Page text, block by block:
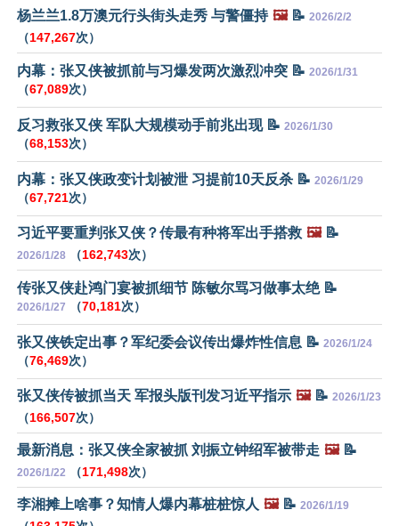
杨兰兰1.8万澳元行头街头走秀 与警僵持 🖼️📝 2026/2/2
（147,267次）
内幕：张又侠被抓前与习爆发两次激烈冲突 📝 2026/1/31
（67,089次）
反习救张又侠 军队大规模动手前兆出现 📝 2026/1/30
（68,153次）
内幕：张又侠政变计划被泄 习提前10天反杀 📝 2026/1/29
（67,721次）
习近平要重判张又侠？传最有种将军出手搭救 🖼️📝
2026/1/28 （162,743次）
传张又侠赴鸿门宴被抓细节 陈敏尔骂习做事太绝 📝
2026/1/27 （70,181次）
张又侠铁定出事？军纪委会议传出爆炸性信息 📝 2026/1/24
（76,469次）
张又侠传被抓当天 军报头版刊发习近平指示 🖼️📝 2026/1/23
（166,507次）
最新消息：张又侠全家被抓 刘振立钟绍军被带走 🖼️📝
2026/1/22 （171,498次）
李湘摊上啥事？知情人爆内幕桩桩惊人 🖼️📝 2026/1/19